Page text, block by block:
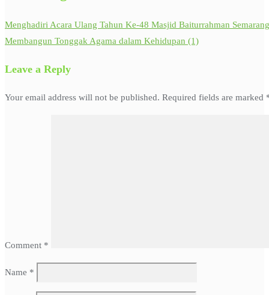
Menghadiri Acara Ulang Tahun Ke-48 Masjid Baiturrahman Semarang
Membangun Tonggak Agama dalam Kehidupan (1)
Leave a Reply
Your email address will not be published. Required fields are marked
Comment *
Name *